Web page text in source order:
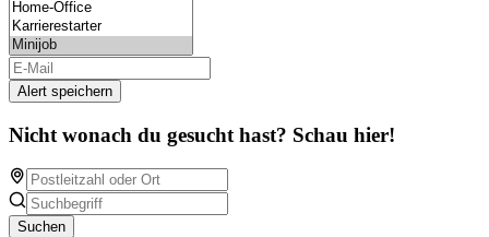
Alert speichern
Nicht wonach du gesucht hast? Schau hier!
Suchen